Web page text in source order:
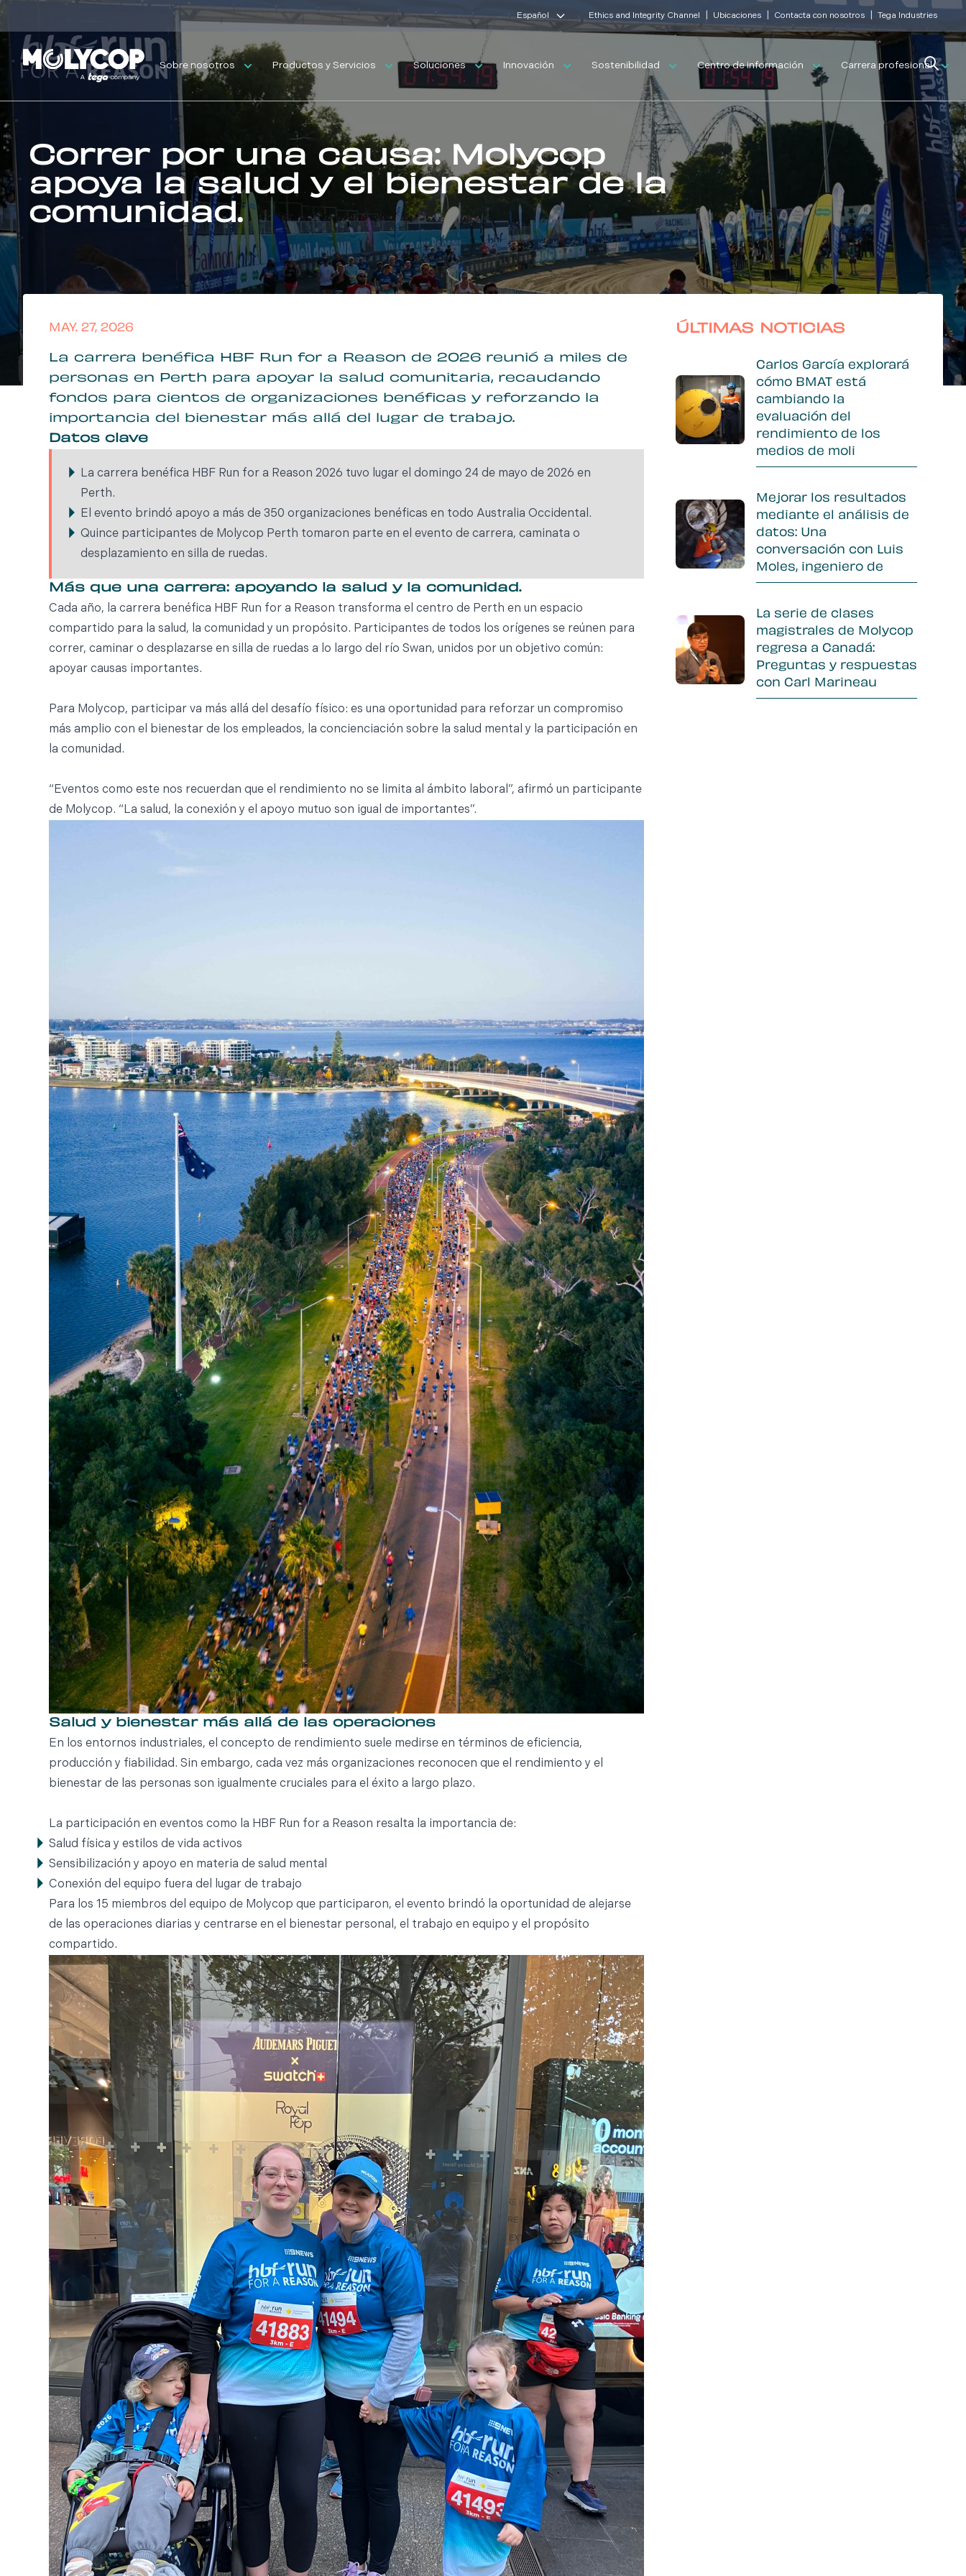
Español Ethics and Integrity Channel Ubicaciones Contacta con nosotros Tega Industries
Sobre nosotros Productos y Servicios Soluciones Innovación Sostenibilidad Centro de información Carrera profesionalSearch
Correr por una causa: Molycop
apoya la salud y el bienestar de la
comunidad.
MAY. 27, 2026
La carrera benéfica HBF Run for a Reason de 2026 reunió a miles de
personas en Perth para apoyar la salud comunitaria, recaudando
fondos para cientos de organizaciones benéficas y reforzando la
importancia del bienestar más allá del lugar de trabajo.
Datos clave
La carrera benéfica HBF Run for a Reason 2026 tuvo lugar el domingo 24 de mayo de 2026 en
Perth.
El evento brindó apoyo a más de 350 organizaciones benéficas en todo Australia Occidental.
Quince participantes de Molycop Perth tomaron parte en el evento de carrera, caminata o
desplazamiento en silla de ruedas.
Más que una carrera: apoyando la salud y la comunidad.
Cada año, la carrera benéfica HBF Run for a Reason transforma el centro de Perth en un espacio
compartido para la salud, la comunidad y un propósito. Participantes de todos los orígenes se reúnen para
correr, caminar o desplazarse en silla de ruedas a lo largo del río Swan, unidos por un objetivo común:
apoyar causas importantes.
Para Molycop, participar va más allá del desafío físico: es una oportunidad para reforzar un compromiso
más amplio con el bienestar de los empleados, la concienciación sobre la salud mental y la participación en
la comunidad.
“Eventos como este nos recuerdan que el rendimiento no se limita al ámbito laboral”, afirmó un participante
de Molycop. “La salud, la conexión y el apoyo mutuo son igual de importantes”.
Salud y bienestar más allá de las operaciones
En los entornos industriales, el concepto de rendimiento suele medirse en términos de eficiencia,
producción y fiabilidad. Sin embargo, cada vez más organizaciones reconocen que el rendimiento y el
bienestar de las personas son igualmente cruciales para el éxito a largo plazo.
La participación en eventos como la HBF Run for a Reason resalta la importancia de:
Salud física y estilos de vida activos
Sensibilización y apoyo en materia de salud mental
Conexión del equipo fuera del lugar de trabajo
Para los 15 miembros del equipo de Molycop que participaron, el evento brindó la oportunidad de alejarse
de las operaciones diarias y centrarse en el bienestar personal, el trabajo en equipo y el propósito
compartido.
Sidebar
ÚLTIMAS NOTICIAS
Carlos García explorará
cómo BMAT está
cambiando la
evaluación del
rendimiento de los
medios de moli
Mejorar los resultados
mediante el análisis de
datos: Una
conversación con Luis
Moles, ingeniero de
La serie de clases
magistrales de Molycop
regresa a Canadá:
Preguntas y respuestas
con Carl Marineau